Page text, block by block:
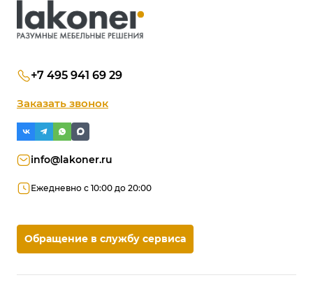
+7 495 941 69 29
Заказать звонок
info@lakoner.ru
Ежедневно с 10:00 до 20:00
Обращение в службу сервиса